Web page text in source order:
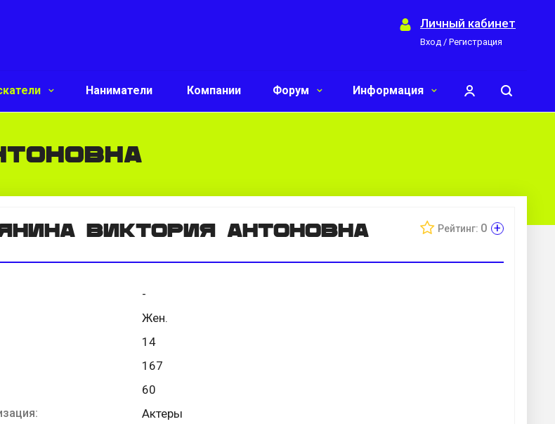
Личный кабинет
Вход / Регистрация
Наниматели Компании Форум Информация
Виктория Антоновна Рейтинг: 0 +
-
Жен.
14
167
60
Актеры